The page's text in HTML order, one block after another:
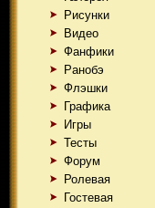
Рисунки
Видео
Фанфики
Ранобэ
Флэшки
Графика
Игры
Тесты
Форум
Ролевая
Гостевая